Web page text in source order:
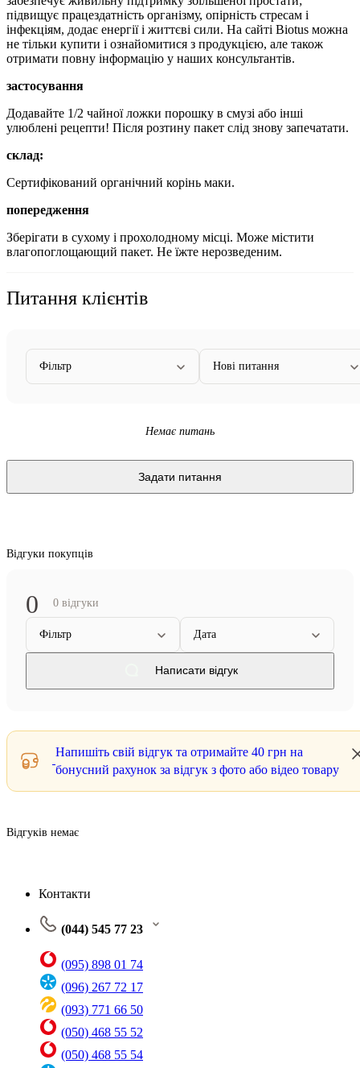
підвищує працездатність організму, опірність стресам і
інфекціям, додає енергії і життєві сили. На сайті Biotus можна
не тільки купити і ознайомитися з продукцією, але також
отримати повну інформацію у наших консультантів.
застосування
Додавайте 1/2 чайної ложки порошку в смузі або інші
улюблені рецепти! Після розтину пакет слід знову запечатати.
склад:
Сертифікований органічний корінь маки.
попередження
Зберігати в сухому і прохолодному місці. Може містити
влагопоглощающий пакет. Не їжте нерозведеним.
Питання клієнтів
Фільтр Нові питання
Немає питань
Задати питання
Відгуки покупців
0 0 відгуки
Фільтр Дата
Написати відгук
Напишіть свій відгук та отримайте 40 грн на
бонусний рахунок за відгук з фото або відео товару
Відгуків немає
Контакти
(044) 545 77 23
(095) 898 01 74
(096) 267 72 17
(093) 771 66 50
(050) 468 55 52
(050) 468 55 54